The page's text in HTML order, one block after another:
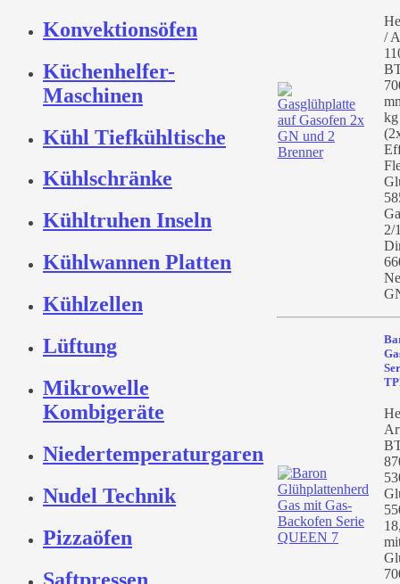
Konvektionsöfen
Küchenhelfer-
Maschinen
Kühl Tiefkühltische
Kühlschränke
Kühltruhen Inseln
Kühlwannen Platten
Kühlzellen
Lüftung
Mikrowelle
Kombigeräte
Niedertemperaturgaren
Nudel Technik
Pizzaöfen
Saftpressen
/
2/